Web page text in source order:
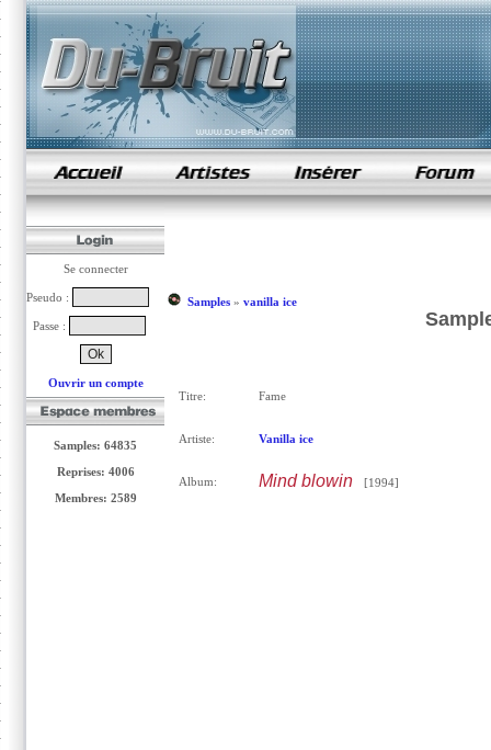
samples de rap
Se connecter
Pseudo :
Passe :
Ouvrir un compte
Samples: 64835
Reprises: 4006
Membres: 2589
Samples» vanilla ice
Titre: Fame
Artiste: Vanilla ice
Album: Mind blowin [1994]